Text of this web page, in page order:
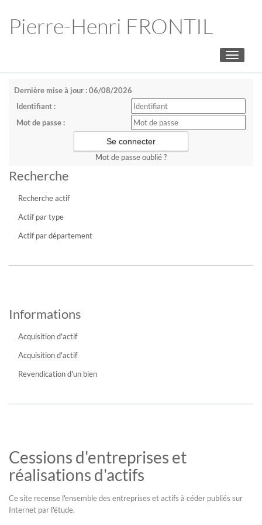
Pierre-Henri FRONTIL
Toggle
Dernière mise à jour : 06/08/2026
Identifiant :
Mot de passe :
Mot de passe oublié ?
Recherche
Recherche actif
Actif par type
Actif par département
Informations
Acquisition d'actif
Acquisition d'actif
Revendication d'un bien
Cessions d'entreprises et
réalisations d'actifs
Ce site recense l'ensemble des entreprises et actifs à céder publiés sur
Internet par l'étude.